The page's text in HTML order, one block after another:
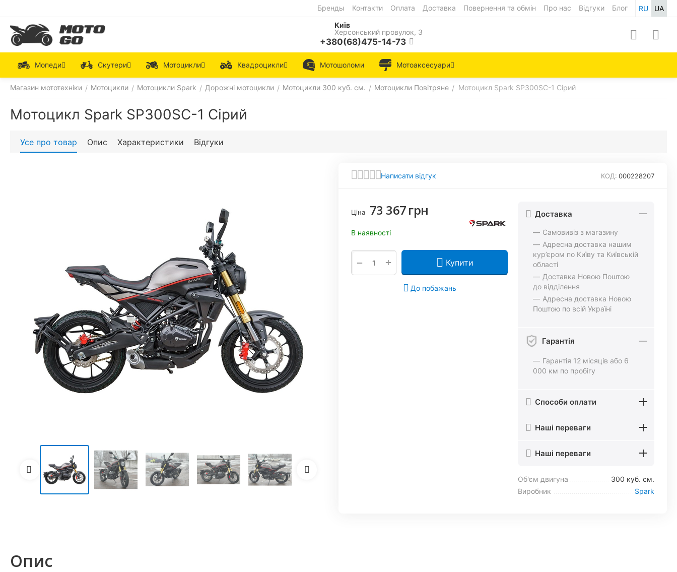
RU UA
Бренды Контакти Оплата Доставка Повернення та обмін Про нас Відгуки
Блог
Київ
Херсонський провулок, 3
+380(68)475-14-73
Мопеди Скутери Мотоцикли Квадроцикли Мотошоломи Мотоаксесуари
Магазин мототехніки / Мотоцикли / Мотоцикли Spark / Дорожні мотоцикли / Мотоцикли 300 куб. см. / Мотоцикли Повітряне / Мотоцикл Spark SP300SC-1 Сірий
Мотоцикл Spark SP300SC-1 Сірий
Усе про товар Опис Характеристики Відгуки
Написати відгук КОД: 000228207
Ціна 73 367грн
В наявності
+
− Купити
До побажань
Доставка
Самовивіз з магазину
Адресна доставка нашим
кур’єром по Київу та Київській
області
Доставка Новою Поштою
до відділення
Адресна доставка Новою
Поштою по всій Україні
Гарантія
Гарантія 12 місяців або 6
000 км по пробігу
Способи оплати
Наші переваги
Наші переваги
Об'єм двигуна
300 куб. см.
Виробник
Spark
Опис